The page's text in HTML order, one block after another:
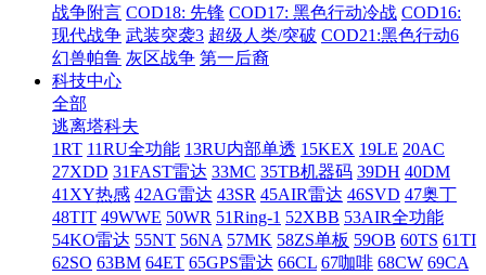
战争附言 COD18: 先锋 COD17: 黑色行动冷战 COD16:
现代战争 武装突袭3 超级人类/突破 COD21:黑色行动6
幻兽帕鲁 灰区战争 第一后裔
科技中心
全部
逃离塔科夫
1RT 11RU全功能 13RU内部单透 15KEX 19LE 20AC
27XDD 31FAST雷达 33MC 35TB机器码 39DH 40DM
41XY热感 42AG雷达 43SR 45AIR雷达 46SVD 47奥丁
48TIT 49WWE 50WR 51Ring-1 52XBB 53AIR全功能
54KO雷达 55NT 56NA 57MK 58ZS单板 59OB 60TS 61TI
62SO 63BM 64ET 65GPS雷达 66CL 67咖啡 68CW 69CA